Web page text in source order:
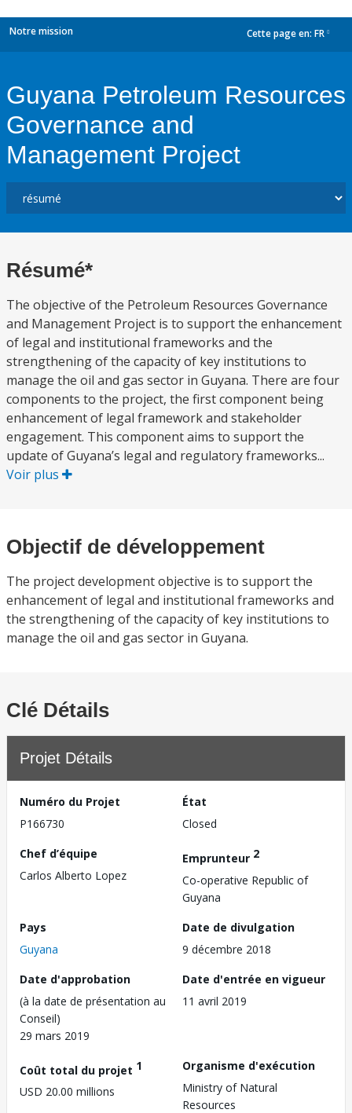
Notre mission Cette page en: FR
Guyana Petroleum Resources
Governance and
Management Project
Résumé*
The objective of the Petroleum Resources Governance
and Management Project is to support the enhancement
of legal and institutional frameworks and the
strengthening of the capacity of key institutions to
manage the oil and gas sector in Guyana. There are four
components to the project, the first component being
enhancement of legal framework and stakeholder
engagement. This component aims to support the
update of Guyana’s legal and regulatory frameworks...
Voir plus
Objectif de développement
The project development objective is to support the
enhancement of legal and institutional frameworks and
the strengthening of the capacity of key institutions to
manage the oil and gas sector in Guyana.
Clé Détails
Projet Détails
Numéro du Projet
P166730
État
Closed
Chef d’équipe
Carlos Alberto Lopez
Emprunteur 2
Co-operative Republic of
Guyana
Pays
Guyana
Date de divulgation
9 décembre 2018
Date d'approbation
(à la date de présentation au
Conseil)
29 mars 2019
Date d'entrée en vigueur
11 avril 2019
Coût total du projet 1
USD 20.00 millions
Organisme d'exécution
Ministry of Natural
Resources